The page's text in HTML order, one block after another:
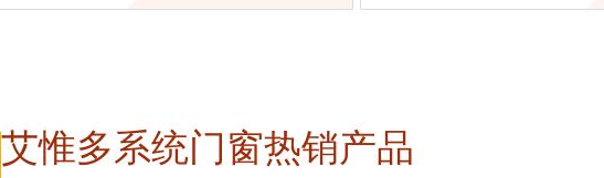
艾惟多系统门窗热销产品